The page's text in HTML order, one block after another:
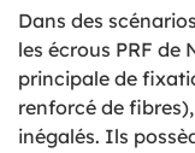
Dans des
les écrous PRF de
principale de
renforcé de
inégalés. Ils